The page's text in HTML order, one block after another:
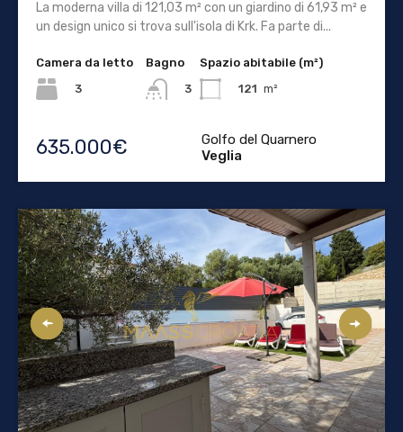
La moderna villa di 121,03 m² con un giardino di 61,93 m² e
un design unico si trova sull'isola di Krk. Fa parte di...
Camera da letto
3
Bagno
3
Spazio abitabile (m²)
121 m²
635.000€
Golfo del Quarnero
Veglia